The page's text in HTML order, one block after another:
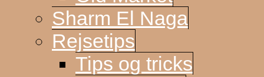
Sharm El Naga
Rejsetips
Tips og tricks